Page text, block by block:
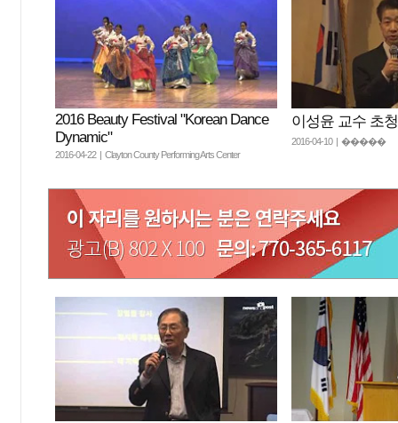
2016 Beauty Festival "Korean Dance
Dynamic"
2016-04-22 | Clayton County Performing Arts Center
이성윤 교수 초
2016-04-10 | �����